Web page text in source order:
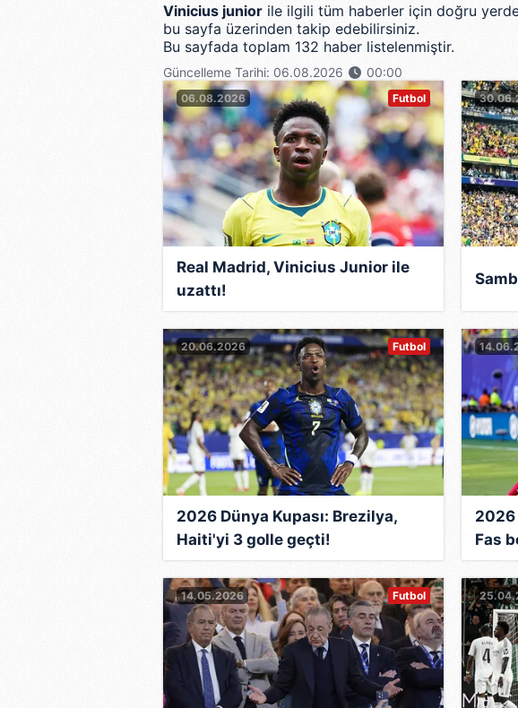
Vinicius junior ile ilgili tüm haberler için doğru
bu sayfa üzerinden takip edebilirsiniz.
Bu sayfada toplam 132 haber listelenmiştir.
Güncelleme Tarihi: 06.08.2026 00:00
06.08.2026 Futbol
Real Madrid, Vinicius Junior ile
uzattı!
20.06.2026 Futbol
2026 Dünya Kupası: Brezilya,
Haiti'yi 3 golle geçti!
2026
Fas
14.05.2026 Futbol